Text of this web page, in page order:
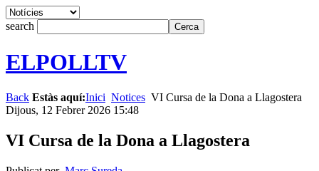
search
ELPOLLTV
Back Estàs aquí:Inici Notices VI Cursa de la Dona a Llagostera
Dijous, 12 Febrer 2026 15:48
VI Cursa de la Dona a Llagostera